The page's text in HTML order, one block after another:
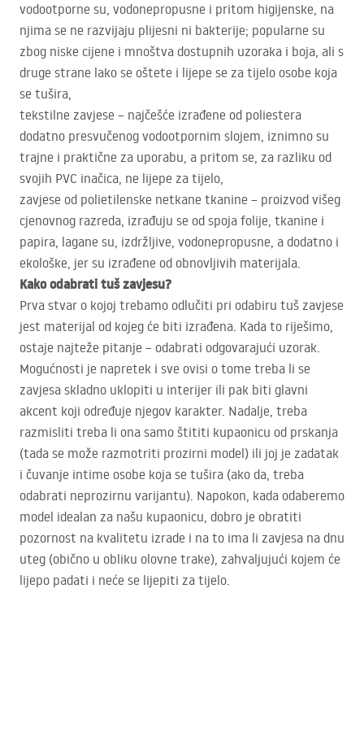
vodootporne su, vodonepropusne i pritom higijenske, na
njima se ne razvijaju plijesni ni bakterije; popularne su
zbog niske cijene i mnoštva dostupnih uzoraka i boja, ali s
druge strane lako se oštete i lijepe se za tijelo osobe koja
se tušira,
tekstilne zavjese – najčešće izrađene od poliestera
dodatno presvučenog vodootpornim slojem, iznimno su
trajne i praktične za uporabu, a pritom se, za razliku od
svojih PVC inačica, ne lijepe za tijelo,
zavjese od polietilenske netkane tkanine – proizvod višeg
cjenovnog razreda, izrađuju se od spoja folije, tkanine i
papira, lagane su, izdržljive, vodonepropusne, a dodatno i
ekološke, jer su izrađene od obnovljivih materijala.
Kako odabrati tuš zavjesu?
Prva stvar o kojoj trebamo odlučiti pri odabiru tuš zavjese
jest materijal od kojeg će biti izrađena. Kada to riješimo,
ostaje najteže pitanje – odabrati odgovarajući uzorak.
Mogućnosti je napretek i sve ovisi o tome treba li se
zavjesa skladno uklopiti u interijer ili pak biti glavni
akcent koji određuje njegov karakter. Nadalje, treba
razmisliti treba li ona samo štititi kupaonicu od prskanja
(tada se može razmotriti prozirni model) ili joj je zadatak
i čuvanje intime osobe koja se tušira (ako da, treba
odabrati neprozirnu varijantu). Napokon, kada odaberemo
model idealan za našu kupaonicu, dobro je obratiti
pozornost na kvalitetu izrade i na to ima li zavjesa na dnu
uteg (obično u obliku olovne trake), zahvaljujući kojem će
lijepo padati i neće se lijepiti za tijelo.